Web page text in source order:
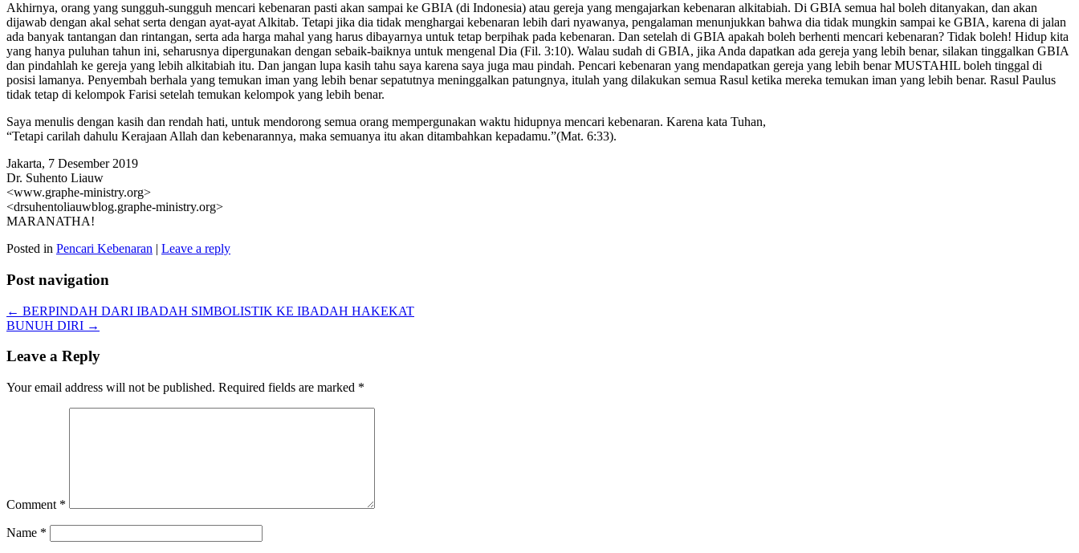
Akhirnya, orang yang sungguh-sungguh mencari kebenaran pasti akan sampai ke GBIA (di Indonesia) atau gereja yang mengajarkan kebenaran alkitabiah. Di GBIA semua hal boleh ditanyakan, dan akan
dijawab dengan akal sehat serta dengan ayat-ayat Alkitab. Tetapi jika dia tidak menghargai kebenaran lebih dari nyawanya, pengalaman menunjukkan bahwa dia tidak mungkin sampai ke GBIA, karena di jalan
ada banyak tantangan dan rintangan, serta ada harga mahal yang harus dibayarnya untuk tetap berpihak pada kebenaran. Dan setelah di GBIA apakah boleh berhenti mencari kebenaran? Tidak boleh! Hidup kita
yang hanya puluhan tahun ini, seharusnya dipergunakan dengan sebaik-baiknya untuk mengenal Dia (Fil. 3:10). Walau sudah di GBIA, jika Anda dapatkan ada gereja yang lebih benar, silakan tinggalkan GBIA
dan pindahlah ke gereja yang lebih alkitabiah itu. Dan jangan lupa kasih tahu saya karena saya juga mau pindah. Pencari kebenaran yang mendapatkan gereja yang lebih benar MUSTAHIL boleh tinggal di
posisi lamanya. Penyembah berhala yang temukan iman yang lebih benar sepatutnya meninggalkan patungnya, itulah yang dilakukan semua Rasul ketika mereka temukan iman yang lebih benar. Rasul Paulus
tidak tetap di kelompok Farisi setelah temukan kelompok yang lebih benar.
Saya menulis dengan kasih dan rendah hati, untuk mendorong semua orang mempergunakan waktu hidupnya mencari kebenaran. Karena kata Tuhan,
“Tetapi carilah dahulu Kerajaan Allah dan kebenarannya, maka semuanya itu akan ditambahkan kepadamu.”(Mat. 6:33).
Jakarta, 7 Desember 2019
Dr. Suhento Liauw
<www.graphe-ministry.org>
<drsuhentoliauwblog.graphe-ministry.org>
MARANATHA!
Posted in Pencari Kebenaran | Leave a reply
Post navigation
← BERPINDAH DARI IBADAH SIMBOLISTIK KE IBADAH HAKEKAT
BUNUH DIRI →
Leave a Reply
Your email address will not be published. Required fields are marked *
Comment *
Name *